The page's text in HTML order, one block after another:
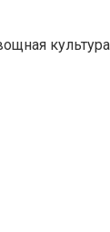
культура